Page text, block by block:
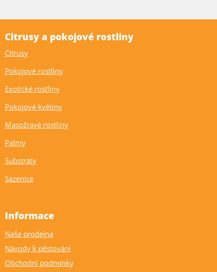
Citrusy a pokojové rostliny
Citrusy
Pokojové rostliny
Exotické rostliny
Pokojové květiny
Masožravé rostliny
Palmy
Substráty
Sazenice
Informace
Naše prodejna
Návody k pěstování
Obchodní podmínky